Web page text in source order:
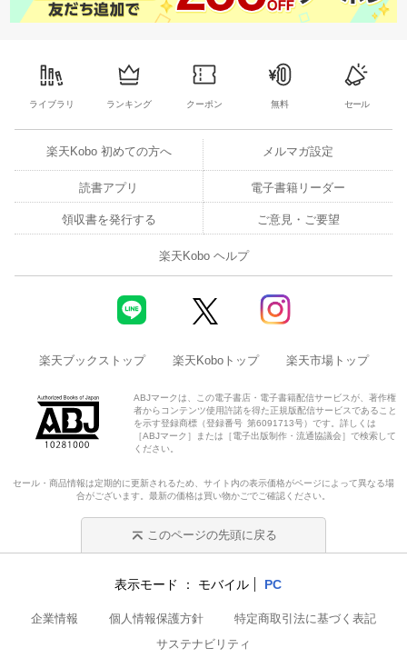
ライブラリ ランキング クーポン 無料 セール
楽天Kobo 初めての方へ メルマガ設定
読書アプリ 電子書籍リーダー
領収書を発行する ご意見・ご要望
楽天Kobo ヘルプ
楽天ブックストップ 楽天Koboトップ 楽天市場トップ
ABJマークは、この電子書店・電子書籍配信サービスが、著作権
者からコンテンツ使用許諾を得た正規版配信サービスであること
を示す登録商標（登録番号 第6091713号）です。詳しくは
［ABJマーク］または［電子出版制作・流通協議会］で検索して
ください。
セール・商品情報は定期的に更新されるため、サイト内の表示価格がページによって異なる場
合がございます。最新の価格は買い物かごでご確認ください。
このページの先頭に戻る
表示モード モバイル PC
企業情報 個人情報保護方針
特定商取引法に基づく表記
サステナビリティ